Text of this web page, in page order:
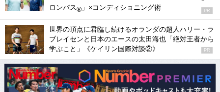
ロンパス® 」×コンディショニング術 PR
世界の頂点に君臨し続けるオランダの超人ハリー・ラ
ブレイセンと日本のエースの太田海也「絶対王者から
学ぶこと」《ケイリン国際対談②》
PR